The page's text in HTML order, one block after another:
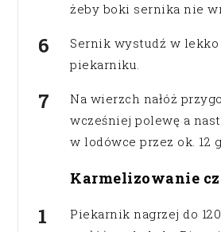
żeby boki sernika nie
Sernik wystudź w
piekarniku.
Na wierzch nałóż
wcześniej polewę a
w lodówce przez ok. 12
Karmelizowanie
Piekarnik nagrzej do